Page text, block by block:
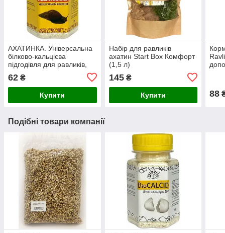
АХАТИНКА. Універсальна
білково-кальцієва
підгодівля для равликів,
62 ₴
Купити
Набір для равликів
ахатин Start Box Комфорт
(1,5 л)
145₴
Купити 88
Подібні товари компанії